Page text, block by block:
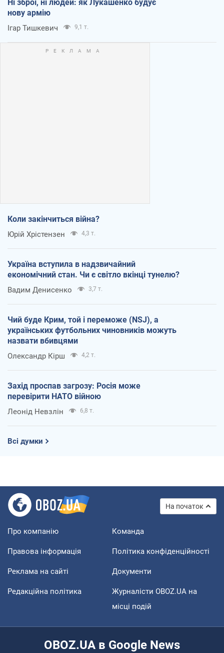
Ні зброї, ні людей: як Лукашенко будує
нову армію
Ігар Тишкевич 9,1 т.
Коли закінчиться війна?
Юрій Хрістензен 4,3 т.
Україна вступила в надзвичайний
економічний стан. Чи є світло вкінці тунелю?
Вадим Денисенко 3,7 т.
Чий буде Крим, той і переможе (NSJ), а
українських футбольних чиновників можуть
назвати вбивцями
Олександр Кірш 4,2 т.
Захід проспав загрозу: Росія може
перевірити НАТО війною
Леонід Невзлін 6,8 т.
Всі думки
На початок
Про компанію Команда
Правова інформація Політика конфіденційності
Реклама на сайті Документи
Редакційна політика
Журналісти OBOZ.UA на
місці подій
OBOZ.UA в Google News